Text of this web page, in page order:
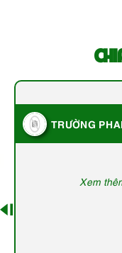
TRƯỜNG
Xem